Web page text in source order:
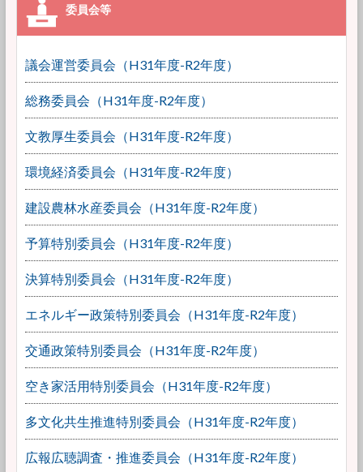
議会運営委員会（H31年度-R2年度）
総務委員会（H31年度-R2年度）
文教厚生委員会（H31年度-R2年度）
環境経済委員会（H31年度-R2年度）
建設農林水産委員会（H31年度-R2年度）
予算特別委員会（H31年度-R2年度）
決算特別委員会（H31年度-R2年度）
エネルギー政策特別委員会（H31年度-R2年度）
交通政策特別委員会（H31年度-R2年度）
空き家活用特別委員会（H31年度-R2年度）
多文化共生推進特別委員会（H31年度-R2年度）
広報広聴調査・推進委員会（H31年度-R2年度）